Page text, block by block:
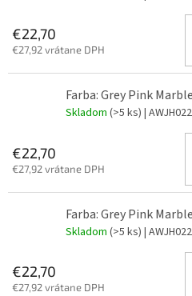
€22,70
€27,92 vrátane DPH
Farba: Grey Pink
Skladom (>5 ks) |
€22,70
€27,92 vrátane DPH
Farba: Grey Pink
Skladom (>5 ks) |
€22,70
€27,92 vrátane DPH